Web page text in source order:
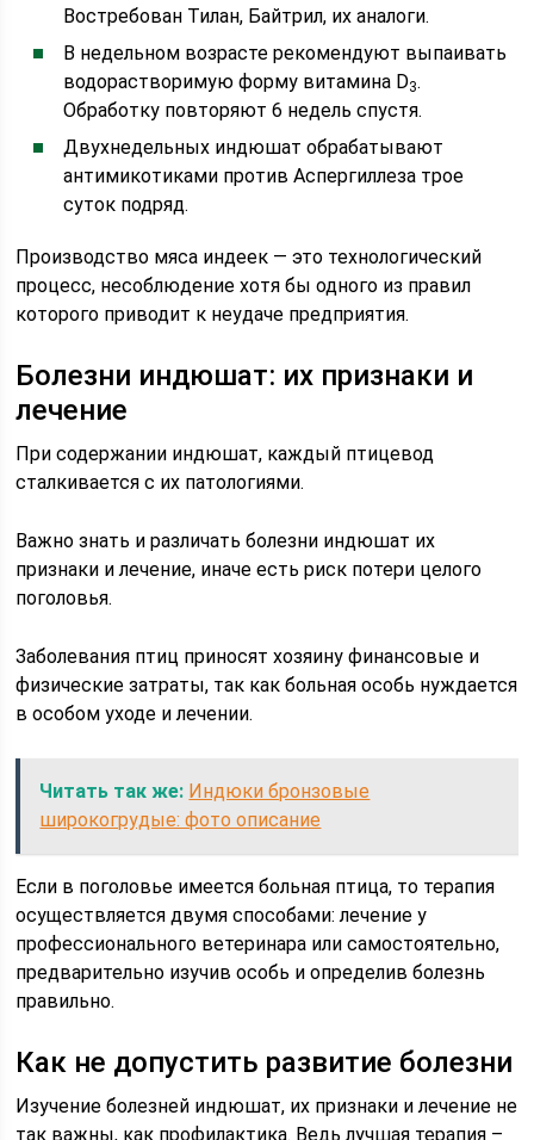
Востребован Тилан, Байтрил, их аналоги.
В недельном возрасте рекомендуют выпаивать
водорастворимую форму витамина D3.
Обработку повторяют 6 недель спустя.
Двухнедельных индюшат обрабатывают
антимикотиками против Аспергиллеза трое
суток подряд.
Производство мяса индеек — это технологический
процесс, несоблюдение хотя бы одного из правил
которого приводит к неудаче предприятия.
Болезни индюшат: их признаки и
лечение
При содержании индюшат, каждый птицевод
сталкивается с их патологиями.
Важно знать и различать болезни индюшат их
признаки и лечение, иначе есть риск потери целого
поголовья.
Заболевания птиц приносят хозяину финансовые и
физические затраты, так как больная особь нуждается
в особом уходе и лечении.
Читать так же: Индюки бронзовые
широкогрудые: фото описание
Если в поголовье имеется больная птица, то терапия
осуществляется двумя способами: лечение у
профессионального ветеринара или самостоятельно,
предварительно изучив особь и определив болезнь
правильно.
Как не допустить развитие болезни
Изучение болезней индюшат, их признаки и лечение не
так важны, как профилактика. Ведь лучшая терапия –